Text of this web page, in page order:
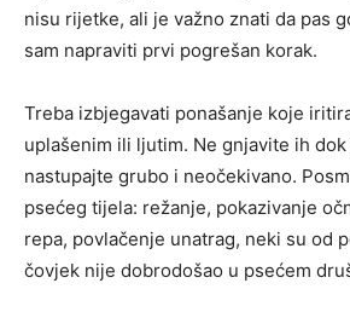
nisu rijetke, ali je važno znati da pas
sam napraviti prvi pogrešan korak.
Treba izbjegavati ponašanje koje
uplašenim ili ljutim. Ne gnjavite ih
nastupajte grubo i neočekivano.
psećeg tijela: režanje, pokazivanje
repa, povlačenje unatrag, neki su od
čovjek nije dobrodošao u psećem